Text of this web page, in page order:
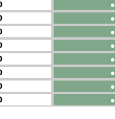
●
●
●
●
●
●
●
●